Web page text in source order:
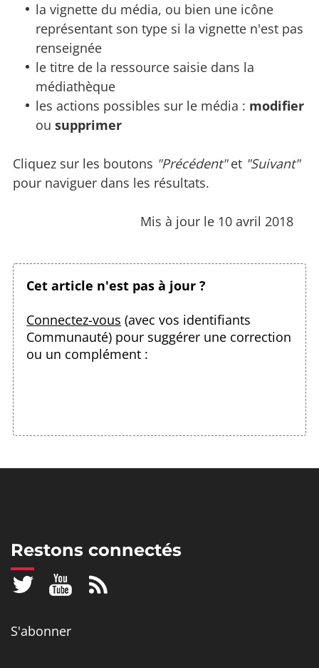
la vignette du média, ou bien une icône
représentant son type si la vignette n'est pas
renseignée
le titre de la ressource saisie dans la
médiathèque
les actions possibles sur le média : modifier
ousupprimer
Cliquez sur les boutons "Précédent"et "Suivant"
pour naviguer dans les résultats.
Mis à jour le 10 avril 2018
Cet article n'est pas à jour ?
Connectez-vous (avec vos identifiants
Communauté) pour suggérer une correction
ou un complément :
Restons connectés
S'abonner